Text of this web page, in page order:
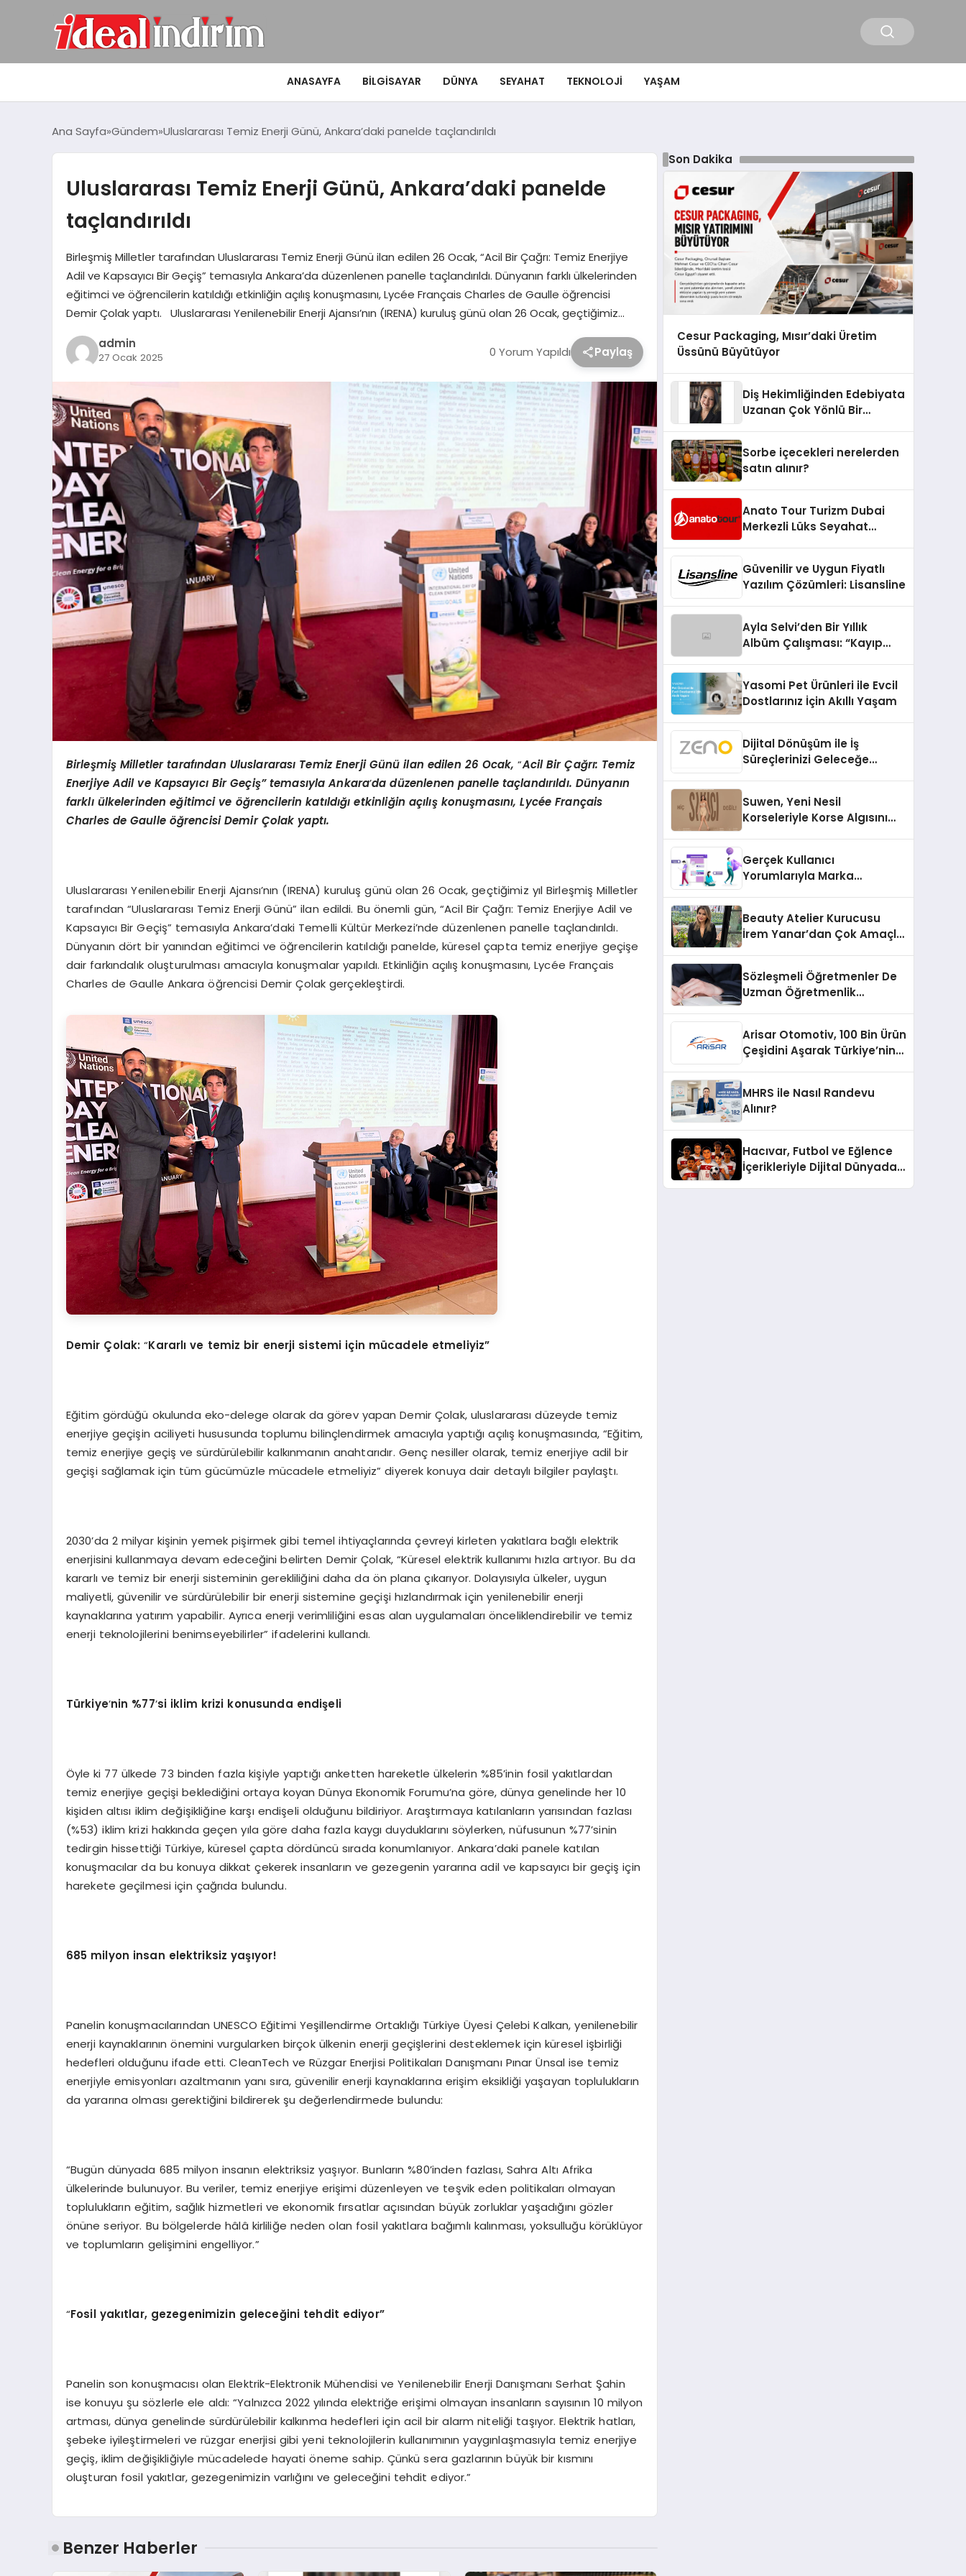
ANASAYFA BILGISAYAR DÜNYA SEYAHAT TEKNOLOJI YAŞAM
Ana Sayfa Gündem Uluslararası Temiz Enerji Günü, Ankara’daki panelde taçlandırıldı
Uluslararası Temiz Enerji Günü, Ankara’daki panelde
taçlandırıldı
Birleşmiş Milletler tarafından Uluslararası Temiz Enerji Günü ilan edilen 26 Ocak, “Acil Bir Çağrı: Temiz Enerjiye
Adil ve Kapsayıcı Bir Geçiş” temasıyla Ankara’da düzenlenen panelle taçlandırıldı. Dünyanın farklı ülkelerinden
eğitimci ve öğrencilerin katıldığı etkinliğin açılış konuşmasını, Lycée Français Charles de Gaulle öğrencisi
Demir Çolak yaptı. Uluslararası Yenilenebilir Enerji Ajansı’nın (IRENA) kuruluş günü olan 26 Ocak, geçtiğimiz…
admin
27 Ocak 2025 0 Yorum Yapıldı Paylaş
Birleşmiş Milletler tarafından Uluslararası Temiz Enerji Günü ilan edilen 26 Ocak,“Acil Bir Çağrı: Temiz
Enerjiye Adil ve Kapsayıcı Bir Geçiş”temasıyla Ankara’da düzenlenen panelle taçlandırıldı. Dünyanın
farklı ülkelerinden eğitimci ve öğrencilerin katıldığı etkinliğin açılış konuşmasını, Lycée Français
Charlesde Gaulleöğrencisi Demir Çolak yaptı.
Uluslararası Yenilenebilir Enerji Ajansı’nın (IRENA) kuruluş günü olan 26 Ocak, geçtiğimiz yıl Birleşmiş Milletler
tarafından “Uluslararası Temiz Enerji Günü” ilan edildi. Bu önemli gün, “Acil Bir Çağrı: Temiz Enerjiye Adil ve
Kapsayıcı Bir Geçiş” temasıyla Ankara’daki Temelli Kültür Merkezi’nde düzenlenen panelle taçlandırıldı.
Dünyanın dört bir yanından eğitimci ve öğrencilerin katıldığı panelde, küresel çapta temiz enerjiye geçişe
dair farkındalık oluşturulması amacıyla konuşmalar yapıldı. Etkinliğin açılış konuşmasını, Lycée Français
Charles de Gaulle Ankara öğrencisi Demir Çolak gerçekleştirdi.
Demir Çolak:“Kararlı ve temiz bir enerji sistemi için mücadele etmeliyiz”
Eğitim gördüğü okulunda eko-delege olarak da görev yapan Demir Çolak, uluslararası düzeyde temiz
enerjiye geçişin aciliyeti hususunda toplumu bilinçlendirmek amacıyla yaptığı açılış konuşmasında, “Eğitim,
temiz enerjiye geçiş ve sürdürülebilir kalkınmanın anahtarıdır. Genç nesiller olarak, temiz enerjiye adil bir
geçişi sağlamak için tüm gücümüzle mücadele etmeliyiz” diyerek konuya dair detaylı bilgiler paylaştı.
2030’da 2 milyar kişinin yemek pişirmek gibi temel ihtiyaçlarında çevreyi kirleten yakıtlara bağlı elektrik
enerjisini kullanmaya devam edeceğini belirten Demir Çolak, “Küresel elektrik kullanımı hızla artıyor. Bu da
kararlı ve temiz bir enerji sisteminin gerekliliğini daha da ön plana çıkarıyor. Dolayısıyla ülkeler, uygun
maliyetli, güvenilir ve sürdürülebilir bir enerji sistemine geçişi hızlandırmak için yenilenebilir enerji
kaynaklarına yatırım yapabilir. Ayrıca enerji verimliliğini esas alan uygulamaları önceliklendirebilir ve temiz
enerji teknolojilerini benimseyebilirler” ifadelerini kullandı.
Türkiye’nin %77’si iklim krizi konusunda endişeli
Öyle ki 77 ülkede 73 binden fazla kişiyle yaptığı anketten hareketle ülkelerin %85’inin fosil yakıtlardan
temiz enerjiye geçişi beklediğini ortaya koyan Dünya Ekonomik Forumu’na göre, dünya genelinde her 10
kişiden altısı iklim değişikliğine karşı endişeli olduğunu bildiriyor. Araştırmaya katılanların yarısından fazlası
(%53) iklim krizi hakkında geçen yıla göre daha fazla kaygı duyduklarını söylerken, nüfusunun %77’sinin
tedirgin hissettiği Türkiye, küresel çapta dördüncü sırada konumlanıyor. Ankara’daki panele katılan
konuşmacılar da bu konuya dikkat çekerek insanların ve gezegenin yararına adil ve kapsayıcı bir geçiş için
harekete geçilmesi için çağrıda bulundu.
685 milyon insan elektriksiz yaşıyor!
Panelin konuşmacılarından UNESCO Eğitimi Yeşillendirme Ortaklığı Türkiye Üyesi Çelebi Kalkan, yenilenebilir
enerji kaynaklarının önemini vurgularken birçok ülkenin enerji geçişlerini desteklemek için küresel işbirliği
hedefleri olduğunu ifade etti. CleanTech ve Rüzgar Enerjisi Politikaları Danışmanı Pınar Ünsal ise temiz
enerjiyle emisyonları azaltmanın yanı sıra, güvenilir enerji kaynaklarına erişim eksikliği yaşayan toplulukların
da yararına olması gerektiğini bildirerek şu değerlendirmede bulundu:
“Bugün dünyada 685 milyon insanın elektriksiz yaşıyor. Bunların %80’inden fazlası, Sahra Altı Afrika
ülkelerinde bulunuyor. Bu veriler, temiz enerjiye erişimi düzenleyen ve teşvik eden politikaları olmayan
toplulukların eğitim, sağlık hizmetleri ve ekonomik fırsatlar açısından büyük zorluklar yaşadığını gözler
önüne seriyor. Bu bölgelerde hâlâ kirliliğe neden olan fosil yakıtlara bağımlı kalınması, yoksulluğu körüklüyor
ve toplumların gelişimini engelliyor.”
“Fosil yakıtlar, gezegenimizin geleceğini tehdit ediyor”
Panelin son konuşmacısı olan Elektrik-Elektronik Mühendisi ve Yenilenebilir Enerji Danışmanı Serhat Şahin
ise konuyu şu sözlerle ele aldı: “Yalnızca 2022 yılında elektriğe erişimi olmayan insanların sayısının 10 milyon
artması, dünya genelinde sürdürülebilir kalkınma hedefleri için acil bir alarm niteliği taşıyor. Elektrik hatları,
şebeke iyileştirmeleri ve rüzgar enerjisi gibi yeni teknolojilerin kullanımının yaygınlaşmasıyla temiz enerjiye
geçiş, iklim değişikliğiyle mücadelede hayati öneme sahip. Çünkü sera gazlarının büyük bir kısmını
oluşturan fosil yakıtlar, gezegenimizin varlığını ve geleceğini tehdit ediyor.”
Benzer Haberler
Son Dakika
Cesur Packaging, Mısır’daki Üretim
Üssünü Büyütüyor
Diş Hekimliğinden Edebiyata
Uzanan Çok Yönlü Bir
Sorbe içecekleri nerelerden
satın alınır?
Anato Tour Turizm Dubai
Merkezli Lüks Seyahat
Güvenilir ve Uygun Fiyatlı
Yazılım Çözümleri: Lisansline
Ayla Selvi’den Bir Yıllık
Albüm Çalışması: “Kayıp
Yasomi Pet Ürünleri ile Evcil
Dostlarınız İçin Akıllı Yaşam
Dijital Dönüşüm ile İş
Süreçlerinizi Geleceğe
Suwen, Yeni Nesil
Korseleriyle Korse Algısını
Gerçek Kullanıcı
Yorumlarıyla Marka
Beauty Atelier Kurucusu
İrem Yanar’dan Çok Amaçlı
Sözleşmeli Öğretmenler De
Uzman Öğretmenlik
Arisar Otomotiv, 100 Bin Ürün
Çeşidini Aşarak Türkiye’nin
Platformlarından Biri Oldu
MHRS ile Nasıl Randevu
Alınır?
Hacıvar, Futbol ve Eğlence
İçerikleriyle Dijital Dünyada